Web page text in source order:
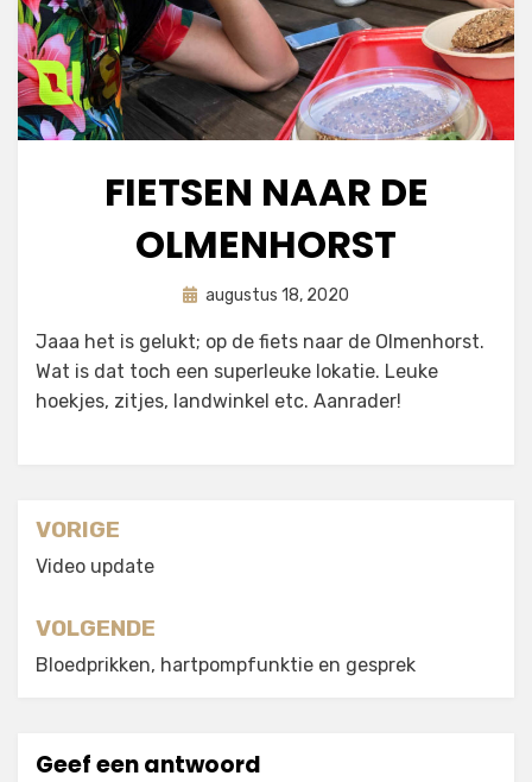
FIETSEN NAAR DE
OLMENHORST
doorastrid
Geplaatst
augustus 18, 2020
Jaaa het is gelukt; op de fiets naar de Olmenhorst.
Wat is dat toch een superleuke lokatie. Leuke
hoekjes, zitjes, landwinkel etc. Aanrader!
Berichtnavigatie
VORIGE
Video update
VOLGENDE
Bloedprikken, hartpompfunktie en gesprek
Geef een antwoord